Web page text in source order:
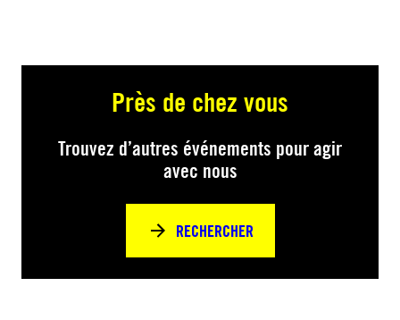
Près de chez vous
Trouvez d’autres événements pour agir
avec nous
RECHERCHER